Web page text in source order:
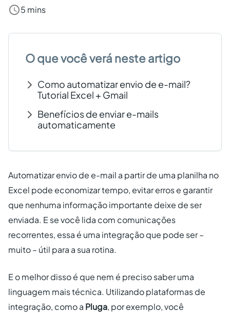
5 mins
O que você verá neste artigo
Como automatizar envio de e-mail?
Tutorial Excel + Gmail
Benefícios de enviar e-mails
automaticamente
Automatizar envio de e-mail a partir de uma planilha no
Excel pode economizar tempo, evitar erros e garantir
que nenhuma informação importante deixe de ser
enviada. E se você lida com comunicações
recorrentes, essa é uma integração que pode ser –
muito – útil para a sua rotina.
E o melhor disso é que nem é preciso saber uma
linguagem mais técnica. Utilizando plataformas de
integração, como a Pluga, por exemplo, você